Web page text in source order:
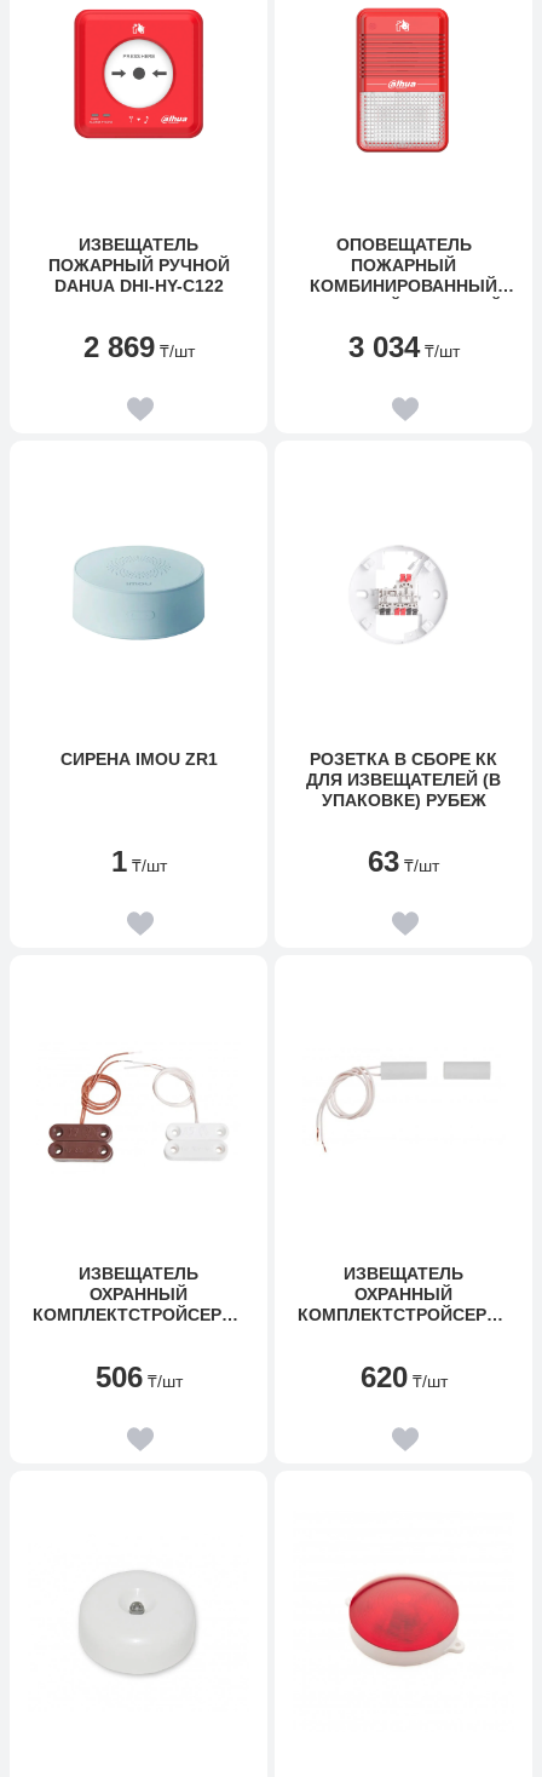
ИЗВЕЩАТЕЛЬ
ПОЖАРНЫЙ РУЧНОЙ
DAHUA DHI-HY-C122
2 869 ₸/шт
ОПОВЕЩАТЕЛЬ
ПОЖАРНЫЙ
КОМБИНИРОВАННЫЙ
3 034 ₸/шт
СИРЕНА IMOU ZR1
1 ₸/шт
РОЗЕТКА В СБОРЕ КК
ДЛЯ ИЗВЕЩАТЕЛЕЙ (В
УПАКОВКЕ) РУБЕЖ
63 ₸/шт
ИЗВЕЩАТЕЛЬ
ОХРАННЫЙ
КОМПЛЕКТСТРОЙСЕРВИ
506 ₸/шт
ИЗВЕЩАТЕЛЬ
ОХРАННЫЙ
КОМПЛЕКТСТРОЙСЕРВИ
620 ₸/шт